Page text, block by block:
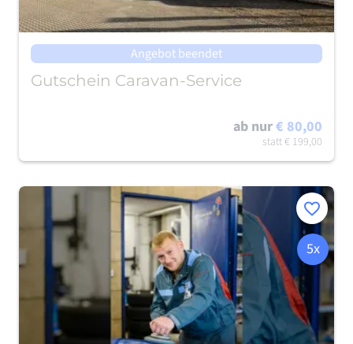
Angebot beendet
Gutschein Caravan-Service
ab nur€ 80,00
statt€ 199,00
Merken
5x